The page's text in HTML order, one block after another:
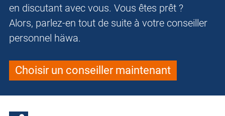
en discutant avec vous. Vous êtes prêt ?
Alors, parlez-en tout de suite à votre conseiller
personnel häwa.
Choisir un conseiller maintenant